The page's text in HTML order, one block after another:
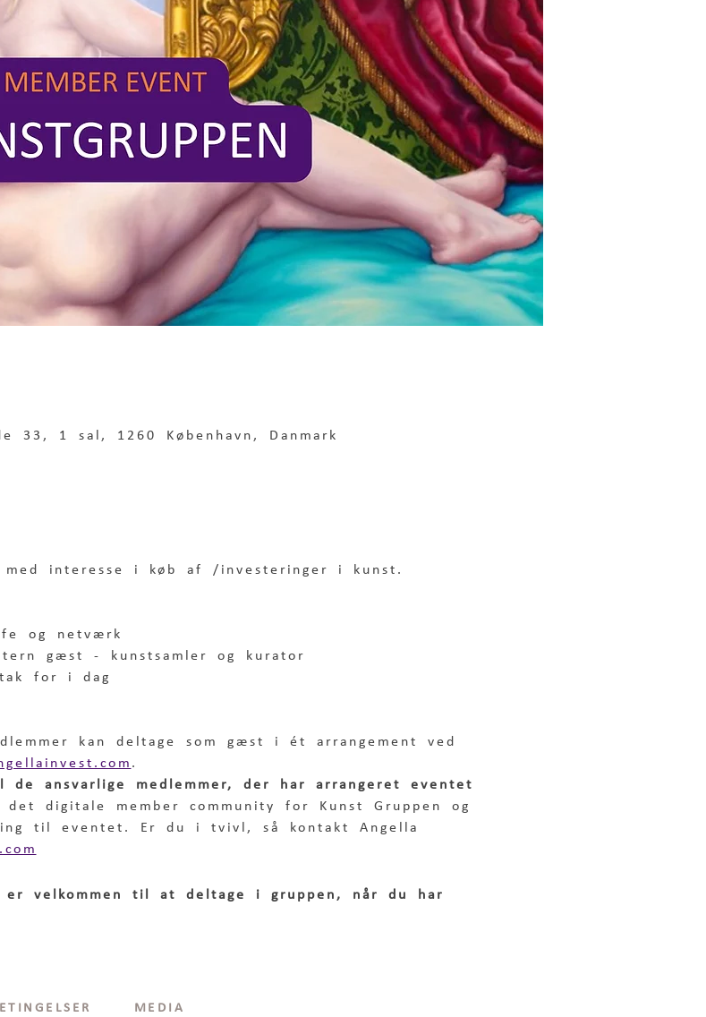
33, 1 sal, 1260 København, Danmark
med interesse i køb af /investeringer i kunst.
og netværk
gæst - kunstsamler og kurator
for i dag
kan deltage som gæst i ét arrangement ved
.
ansvarlige medlemmer, der har arrangeret eventet
det digitale member community for Kunst Gruppen og
til eventet. Er du i tvivl, så kontakt Angella
velkommen til at deltage i gruppen, når du har
MEDIA